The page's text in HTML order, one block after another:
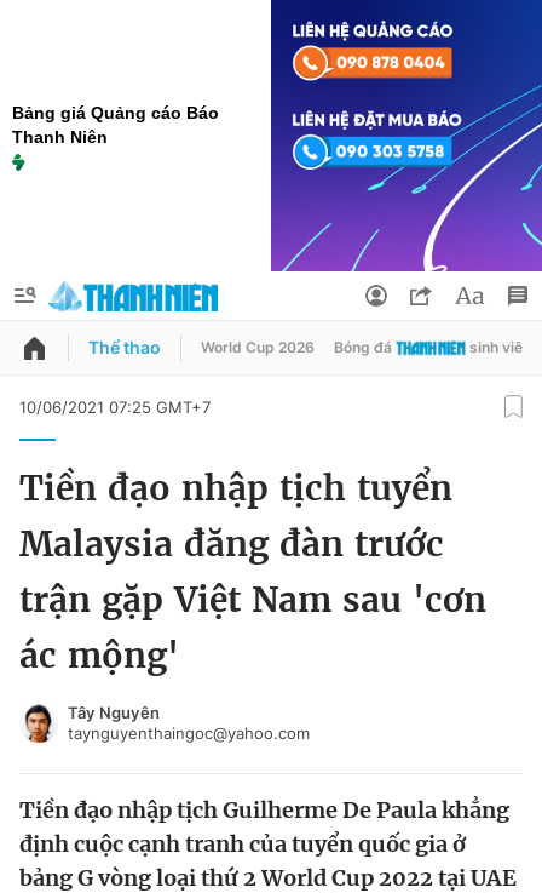
Bảng giá Quảng cáo Báo
Thanh Niên
QUẢNG CÁO ĐẶT BÁO
Chào ngày mới
Tin thị trường
Sản phẩm khác
Đổi mật khẩu
Tin đã lưu
Tin đã xem
Đăng xuất
Thể thao World Cup 2026 Bóng đá sinh viên
10/06/2021 07:25 GMT+7
Tiền đạo nhập tịch tuyển
Malaysia đăng đàn trước
trận gặp Việt Nam sau 'cơn
ác mộng'
Tây Nguyên
taynguyenthaingoc@yahoo.com
Tiền đạo nhập tịch Guilherme De Paula khẳng
định cuộc cạnh tranh của tuyển quốc gia ở
bảng G vòng loại thứ 2 World Cup 2022 tại UAE